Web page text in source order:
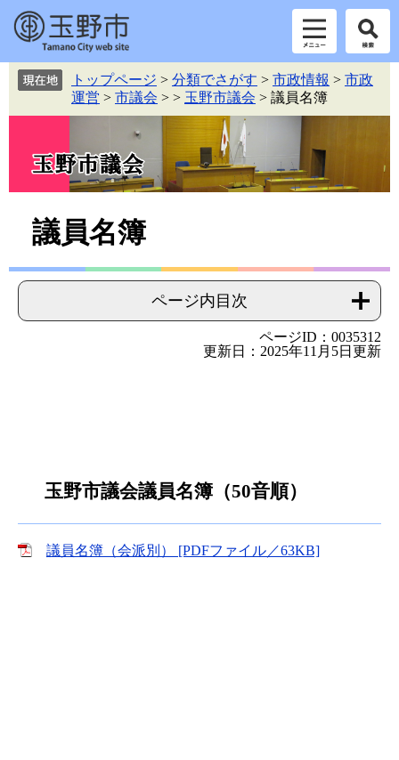
へ
トップページ > 分類でさがす > 市政情報 > 市政
運営 > 市議会 > > 玉野市議会 > 議員名簿
議員名簿
ページ内目次
ページID：0035312
更新日：2025年11月5日更新
玉野市議会議員名簿（50音順）
議員名簿（会派別） [PDFファイル／63KB]